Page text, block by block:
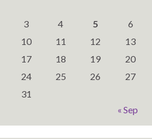
3
4 5 6
10
11 12 13
17
18 19 20
24
25 26 27
31
« Sep